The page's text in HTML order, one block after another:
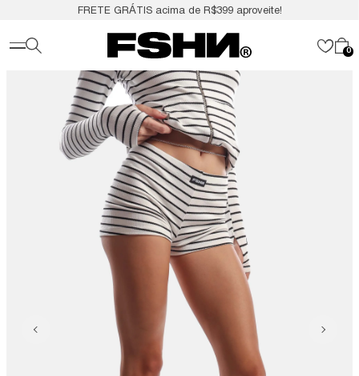
FRETE GRÁTIS acima de R$399 aproveite!
0